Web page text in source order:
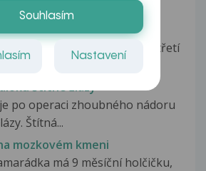
ten jí...
nar. 20.11.1956má již pitřetí
štítné žlázy
po operaci zhoubného nádoru
Štítná...
mozkovém kmeni
má 9 měsíční holčičku,
Souhlasím
Nastavení